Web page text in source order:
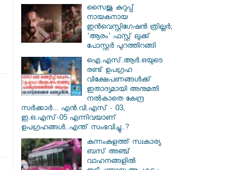
സൈജു കുറുപ്പ്
നായകനായ
ഇൻവെസ്റ്റിഗേഷൻ ത്രില്ലർ;
'ആരം' ഫസ്റ്റ് ലുക്ക്
പോസ്റ്റർ പുറത്തിറങ്ങി
ഐ.എസ്.ആർ.ഒയുടെ
രണ്ട് ഉപഗ്രഹ
വിക്ഷേപണങ്ങൾക്ക്
ഇതാദ്യമായി അനുമതി
നൽകാതെ കേന്ദ്ര
സർക്കാർ... എൻ.വി.എസ് - 03,
ഇ.ഒ.എസ്-05 എന്നിവയാണ്
ഉപഗ്രഹങ്ങൾ..എന്ത് സംഭവിച്ചു..?
കുന്നംകുളത്ത് സ്വകാര്യ
ബസ് അഞ്ച്
വാഹനങ്ങളിൽ